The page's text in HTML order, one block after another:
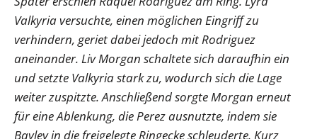
Valkyria versuchte, einen möglichen Eingriff zu
verhindern, geriet dabei jedoch mit Rodriguez
aneinander. Liv Morgan schaltete sich daraufhin ein
und setzte Valkyria stark zu, wodurch sich die Lage
weiter zuspitzte. Anschließend sorgte Morgan erneut
für eine Ablenkung, die Perez ausnutzte, indem sie
Bayley in die freigelegte Ringecke schleuderte. Kurz